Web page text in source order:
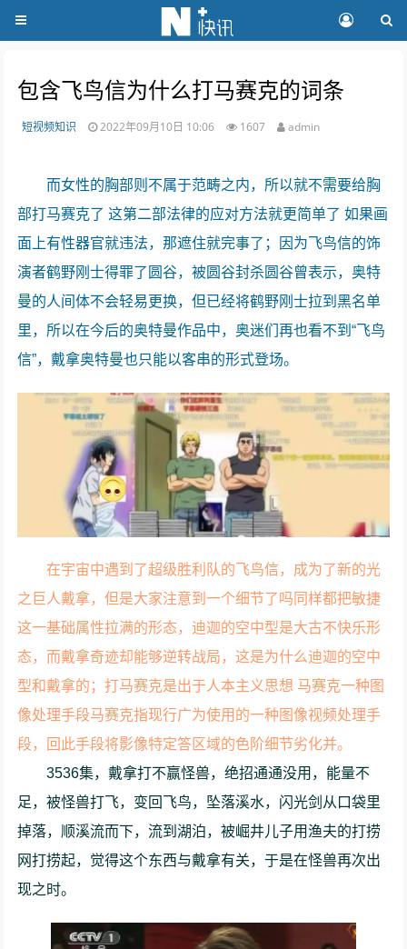
包含飞鸟信为什么打马赛克的词条
短视频知识 2022年09月10日 10:06 1607 admin
而女性的胸部则不属于范畴之内，所以就不需要给胸
部打马赛克了 这第二部法律的应对方法就更简单了 如果画
面上有性器官就违法，那遮住就完事了；因为飞鸟信的饰
演者鹤野刚士得罪了圆谷，被圆谷封杀圆谷曾表示，奥特
曼的人间体不会轻易更换，但已经将鹤野刚士拉到黑名单
里，所以在今后的奥特曼作品中，奥迷们再也看不到“飞鸟
信”，戴拿奥特曼也只能以客串的形式登场。
在宇宙中遇到了超级胜利队的飞鸟信，成为了新的光
之巨人戴拿，但是大家注意到一个细节了吗同样都把敏捷
这一基础属性拉满的形态，迪迦的空中型是大古不快乐形
态，而戴拿奇迹却能够逆转战局，这是为什么迪迦的空中
型和戴拿的；打马赛克是出于人本主义思想 马赛克一种图
像处理手段马赛克指现行广为使用的一种图像视频处理手
段，回此手段将影像特定答区域的色阶细节劣化并。
3536集，戴拿打不赢怪兽，绝招通通没用，能量不
足，被怪兽打飞，变回飞鸟，坠落溪水，闪光剑从口袋里
掉落，顺溪流而下，流到湖泊，被崛井儿子用渔夫的打捞
网打捞起，觉得这个东西与戴拿有关，于是在怪兽再次出
现之时。